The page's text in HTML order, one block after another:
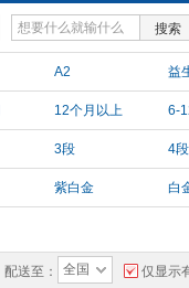
搜索
A2 益
12个月以上 6-
3段 4段
紫白金 白
配送至： 全国 仅显示